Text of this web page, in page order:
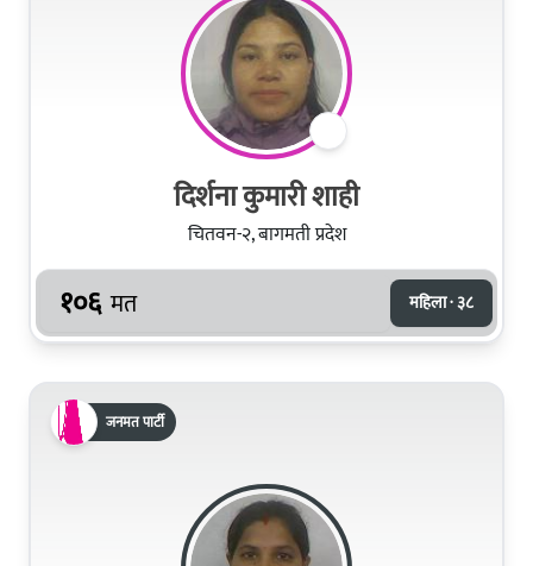
दिर्शना कुमारी शाही
चितवन-२, बागमती प्रदेश
१०६ मत महिला · ३८
जनमत पार्टी